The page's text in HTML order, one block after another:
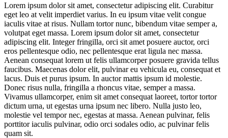
Lorem ipsum dolor sit amet, consectetur adipiscing elit. Curabitur
eget leo at velit imperdiet varius. In eu ipsum vitae velit congue
iaculis vitae at risus. Nullam tortor nunc, bibendum vitae semper a,
volutpat eget massa. Lorem ipsum dolor sit amet, consectetur
adipiscing elit. Integer fringilla, orci sit amet posuere auctor, orci
eros pellentesque odio, nec pellentesque erat ligula nec massa.
Aenean consequat lorem ut felis ullamcorper posuere gravida tellus
faucibus. Maecenas dolor elit, pulvinar eu vehicula eu, consequat et
lacus. Duis et purus ipsum. In auctor mattis ipsum id molestie.
Donec risus nulla, fringilla a rhoncus vitae, semper a massa.
Vivamus ullamcorper, enim sit amet consequat laoreet, tortor tortor
dictum urna, ut egestas urna ipsum nec libero. Nulla justo leo,
molestie vel tempor nec, egestas at massa. Aenean pulvinar, felis
porttitor iaculis pulvinar, odio orci sodales odio, ac pulvinar felis
quam sit.